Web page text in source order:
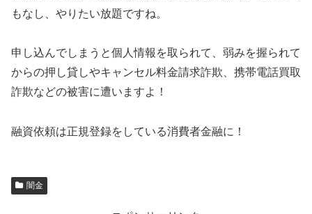
もなし、やりたい放題ですね。
申し込んでしまうと個人情報を取られて、弱みを握られて
からの押し貸しやキャンセル料金請求詐欺、携帯電話買取
詐欺などの被害に遭いますよ！
融資依頼は正規登録をしている消費者金融に！
闇金